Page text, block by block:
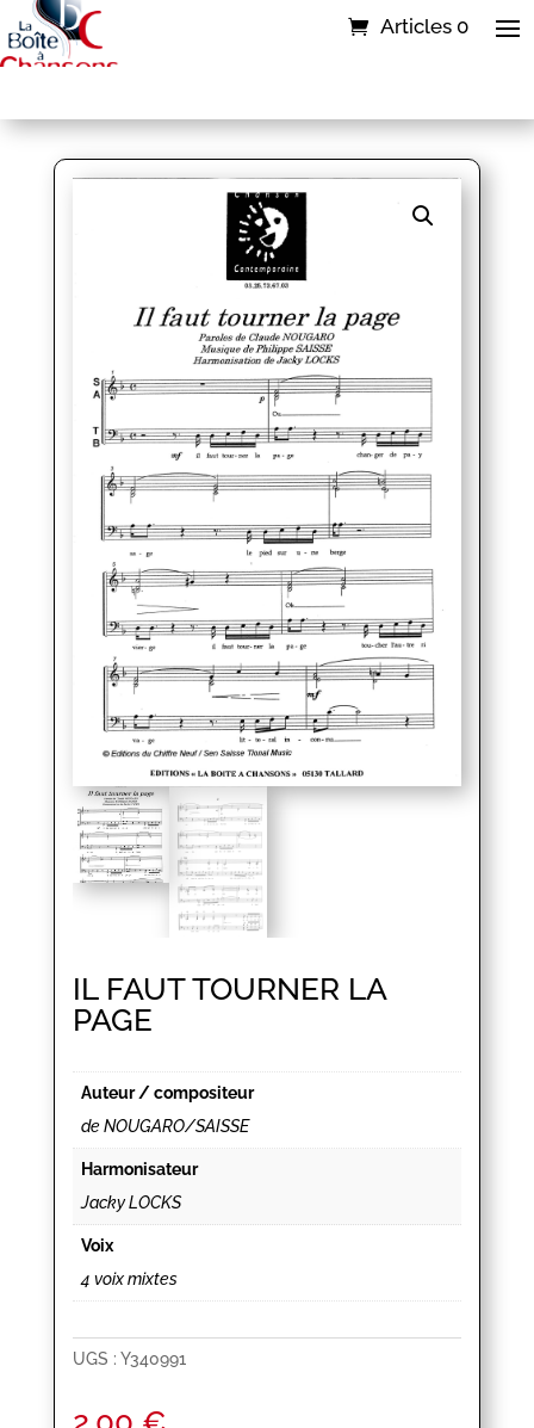
Articles 0
IL FAUT TOURNER LA
PAGE
Auteur / compositeur
de NOUGARO/SAISSE
Harmonisateur
Jacky LOCKS
Voix
4 voix mixtes
UGS : Y340991